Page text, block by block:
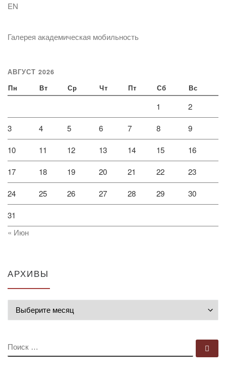
EN
Галерея академическая мобильность
АВГУСТ 2026
Пн Вт Ср Чт Пт Сб Вс
1 2
3 4 5 6 7 8 9
10 11 12 13 14 15 16
17 18 19 20 21 22 23
24 25 26 27 28 29 30
31
« Июн
АРХИВЫ
ПОИСК